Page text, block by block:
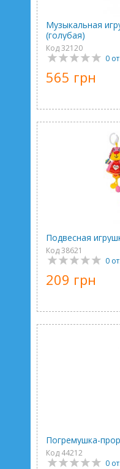
Музыкальная
(голубая)
Код 32120
0
565 грн
Подвесная
Код 38621
0
209 грн
Погремушка-
Код 44212
0